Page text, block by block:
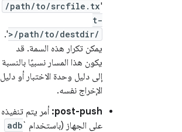
'
/path/to/srcfile.tx
t-
>/path/to/destdir/
'.
يمكن تكرار هذه السمة. قد
يكون هذا المسار نسبيًا بالنسبة
إلى دليل وحدة الاختبار أو دليل
الإخراج نفسه.
post-push: أمر يتم تنفيذه
على الجهاز (باستخدام `adb